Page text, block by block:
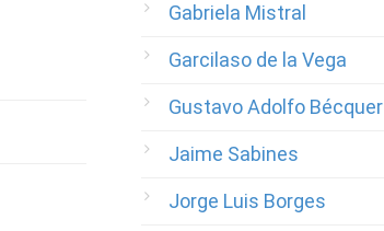
Gabriela Mistral
Garcilaso de la Vega
Gustavo Adolfo Bécquer
Jaime Sabines
Jorge Luis Borges